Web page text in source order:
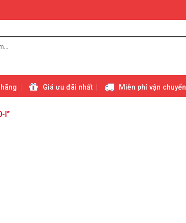
Giá ưu đãi nhất Miễn phí vận chuyển
I”